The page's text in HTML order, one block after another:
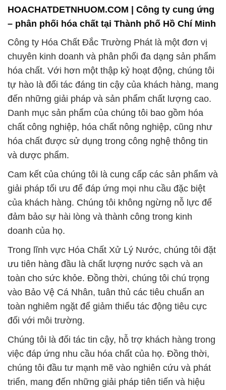
HOACHATDETNHUOM.COM | Công ty cung ứng
– phân phối hóa chất tại Thành phố Hồ Chí Minh
Công ty Hóa Chất Đắc Trường Phát là một đơn vị
chuyên kinh doanh và phân phối đa dạng sản phẩm
hóa chất. Với hơn một thập kỷ hoạt động, chúng tôi
tự hào là đối tác đáng tin cậy của khách hàng, mang
đến những giải pháp và sản phẩm chất lượng cao.
Danh mục sản phẩm của chúng tôi bao gồm hóa
chất công nghiệp, hóa chất nông nghiệp, cũng như
hóa chất được sử dụng trong công nghệ thông tin
và dược phẩm.
Cam kết của chúng tôi là cung cấp các sản phẩm và
giải pháp tối ưu để đáp ứng mọi nhu cầu đặc biệt
của khách hàng. Chúng tôi không ngừng nỗ lực để
đảm bảo sự hài lòng và thành công trong kinh
doanh của họ.
Trong lĩnh vực Hóa Chất Xử Lý Nước, chúng tôi đặt
ưu tiên hàng đầu là chất lượng nước sạch và an
toàn cho sức khỏe. Đồng thời, chúng tôi chú trọng
vào Bảo Vệ Cá Nhân, tuân thủ các tiêu chuẩn an
toàn nghiêm ngặt để giảm thiểu tác động tiêu cực
đối với môi trường.
Chúng tôi là đối tác tin cậy, hỗ trợ khách hàng trong
việc đáp ứng nhu cầu hóa chất của họ. Đồng thời,
chúng tôi đầu tư mạnh mẽ vào nghiên cứu và phát
triển, mang đến những giải pháp tiên tiến và hiệu